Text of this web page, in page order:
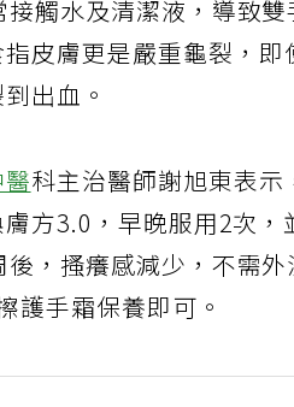
觸水及清潔液，導致
皮膚更是嚴重龜裂，即
出血。
醫科主治醫師謝旭東表
方3.0，早晚服用2次，
，搔癢感減少，不需外
護手霜保養即可。